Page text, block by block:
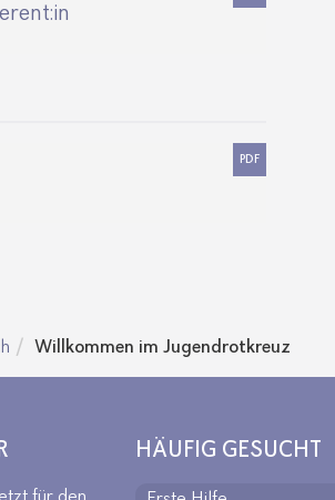
PDF
Willkommen im Jugendrotkreuz
HÄUFIG GESUCHT